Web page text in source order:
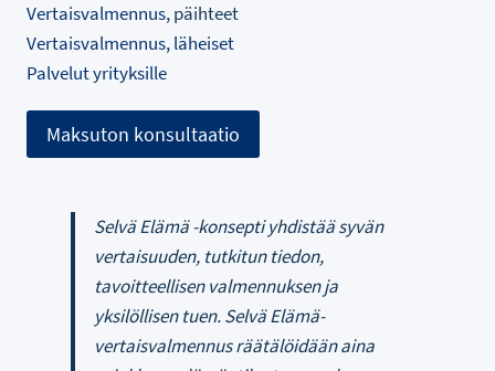
Vertaisvalmennus, päihteet
Vertaisvalmennus, läheiset
Palvelut yrityksille
Maksuton konsultaatio
Selvä Elämä -konsepti yhdistää syvän
vertaisuuden, tutkitun tiedon,
tavoitteellisen valmennuksen ja
yksilöllisen tuen. Selvä Elämä-
vertaisvalmennus räätälöidään aina